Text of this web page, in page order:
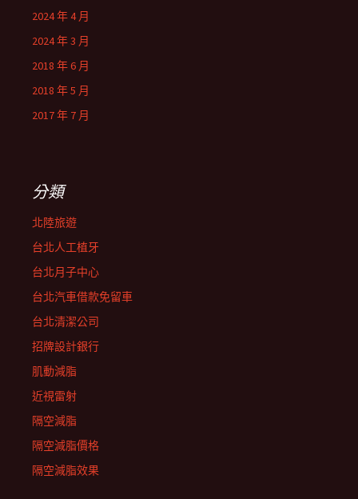
2024 年 4 月
2024 年 3 月
2018 年 6 月
2018 年 5 月
2017 年 7 月
分類
北陸旅遊
台北人工植牙
台北月子中心
台北汽車借款免留車
台北清潔公司
招牌設計銀行
肌動減脂
近視雷射
隔空減脂
隔空減脂價格
隔空減脂效果